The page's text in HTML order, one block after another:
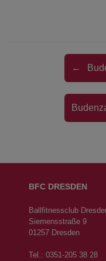
Beitragsnavigation
←
BFC DRESDEN
Ballfitnessclub
Siemensstraße 9
01257 Dresden
Tel.: 0351-205 38 28